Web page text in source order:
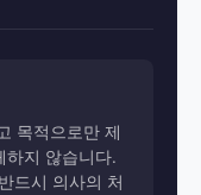
목적으로만 제
하지 않습니다.
드시 의사의 처